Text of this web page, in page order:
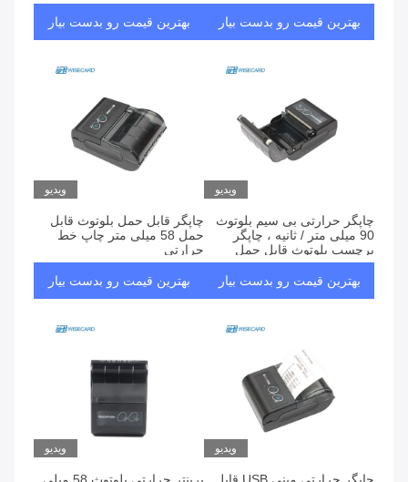
بهترین قیمت رو بدست بیار بهترین قیمت رو بدست بیار
ویدیو
چاپگر حرارتی بی سیم بلوتوث
90 میلی متر / ثانیه ، چاپگر
برچسب بلوتوث قابل حمل
بهترین قیمت رو بدست بیار
ویدیو
چاپگر قابل حمل بلوتوث قابل
حمل 58 میلی متر چاپ خط
حرارتی
بهترین قیمت رو بدست بیار
ویدیو ویدیو